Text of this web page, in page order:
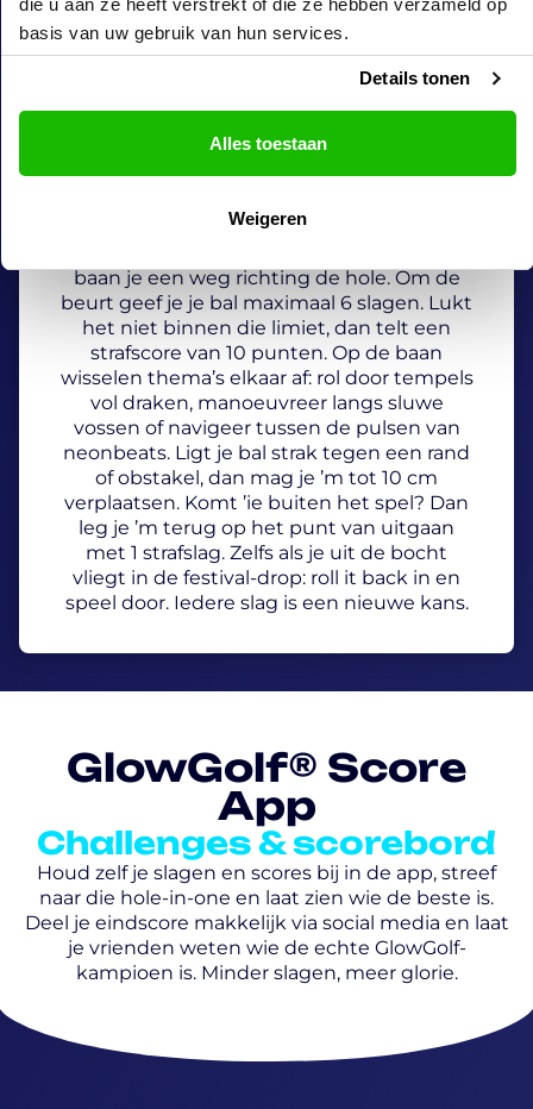
die u aan ze heeft verstrekt of die ze hebben verzameld op
basis van uw gebruik van hun services.
Details tonen
Alles toestaan
Weigeren
GlowGolf®
Le jeu
Iedere speler begint met één slag. Alle
vormen directe hindernissen. Slim spelen is
baan je een weg richting de hole. Om de
beurt geef je je bal maximaal 6 slagen. Lukt
het niet binnen die limiet, dan telt een
strafscore van 10 punten. Op de baan
wisselen thema’s elkaar af: rol door tempels
vol draken, manoeuvreer langs sluwe
vossen of navigeer tussen de pulsen van
neonbeats. Ligt je bal strak tegen een rand
of obstakel, dan mag je ’m tot 10 cm
verplaatsen. Komt ’ie buiten het spel? Dan
leg je ’m terug op het punt van uitgaan
met 1 strafslag. Zelfs als je uit de bocht
vliegt in de festival-drop: roll it back in en
speel door. Iedere slag is een nieuwe kans.
GlowGolf® Score
App
Challenges & scorebord
Houd zelf je slagen en scores bij in de app, streef
naar die hole-in-one en laat zien wie de beste is.
Deel je eindscore makkelijk via social media en laat
je vrienden weten wie de echte GlowGolf-
kampioen is. Minder slagen, meer glorie.